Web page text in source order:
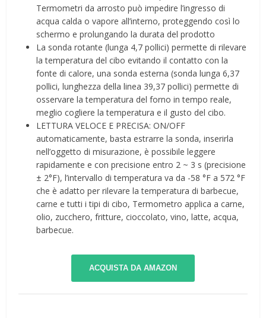
Termometri da arrosto può impedire l’ingresso di
acqua calda o vapore all’interno, proteggendo così lo
schermo e prolungando la durata del prodotto
La sonda rotante (lunga 4,7 pollici) permette di rilevare
la temperatura del cibo evitando il contatto con la
fonte di calore, una sonda esterna (sonda lunga 6,37
pollici, lunghezza della linea 39,37 pollici) permette di
osservare la temperatura del forno in tempo reale,
meglio cogliere la temperatura e il gusto del cibo.
LETTURA VELOCE E PRECISA: ON/OFF
automaticamente, basta estrarre la sonda, inserirla
nell’oggetto di misurazione, è possibile leggere
rapidamente e con precisione entro 2 ~ 3 s (precisione
± 2°F), l’intervallo di temperatura va da -58 °F a 572 °F
che è adatto per rilevare la temperatura di barbecue,
carne e tutti i tipi di cibo, Termometro applica a carne,
olio, zucchero, fritture, cioccolato, vino, latte, acqua,
barbecue.
ACQUISTA DA AMAZON